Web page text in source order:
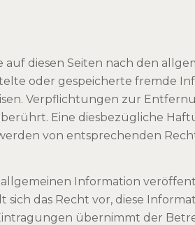
diesen Seiten nach den
oder gespeicherte fremde
Verpflichtungen zur
Eine diesbezügliche
von entsprechenden
Information
das Recht vor, diese
übernimmt der